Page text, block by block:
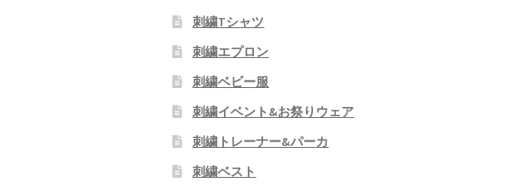
刺繍Tシャツ
刺繍エプロン
刺繍ベビー服
刺繍イベント&お祭りウェア
刺繍トレーナー&パーカ
刺繍ベスト